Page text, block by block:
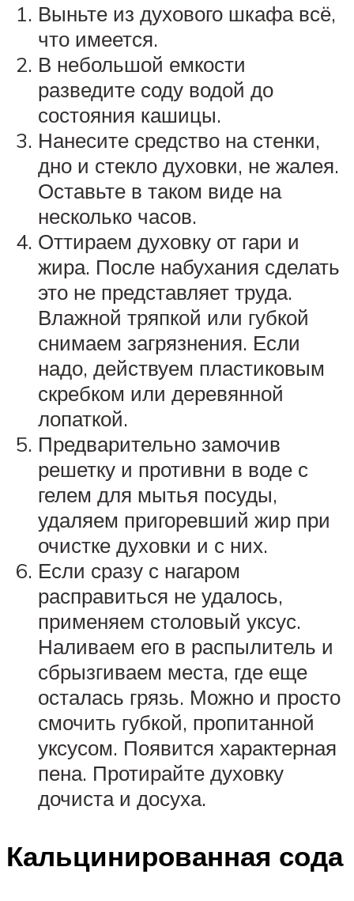
Выньте из духового шкафа всё,
что имеется.
В небольшой емкости
разведите соду водой до
состояния кашицы.
Нанесите средство на стенки,
дно и стекло духовки, не жалея.
Оставьте в таком виде на
несколько часов.
Оттираем духовку от гари и
жира. После набухания сделать
это не представляет труда.
Влажной тряпкой или губкой
снимаем загрязнения. Если
надо, действуем пластиковым
скребком или деревянной
лопаткой.
Предварительно замочив
решетку и противни в воде с
гелем для мытья посуды,
удаляем пригоревший жир при
очистке духовки и с них.
Если сразу с нагаром
расправиться не удалось,
применяем столовый уксус.
Наливаем его в распылитель и
сбрызгиваем места, где еще
осталась грязь. Можно и просто
смочить губкой, пропитанной
уксусом. Появится характерная
пена. Протирайте духовку
дочиста и досуха.
Кальцинированная сода